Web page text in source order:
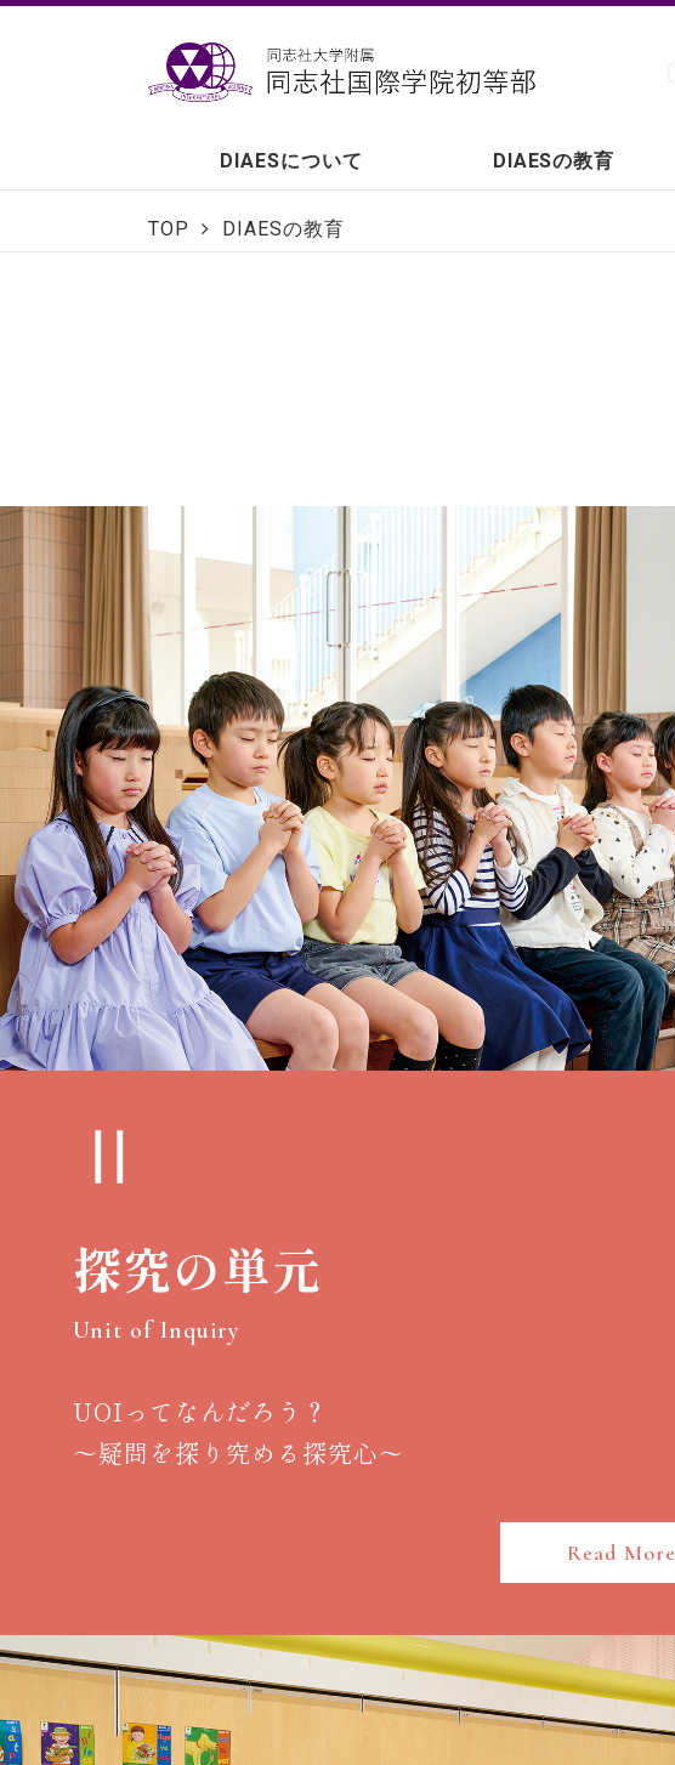
DIAESについて DIAESの教育
TOP DIAESの教育
Ⅱ
探究の単元
Unit of Inquiry
UOIってなんだろう？
～疑問を探り究める探究心～
Read More